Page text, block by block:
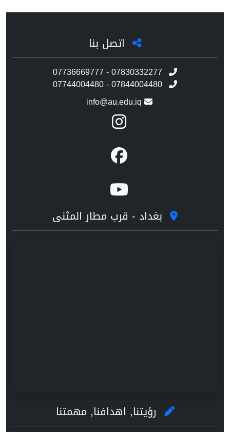
اتصل بنا
07736669777 - 07830332277
07744004480 - 07844004480
info@au.edu.iq
بغداد - قرب مطار المثنى
رؤيتنا, اهدافنا, مهمتنا